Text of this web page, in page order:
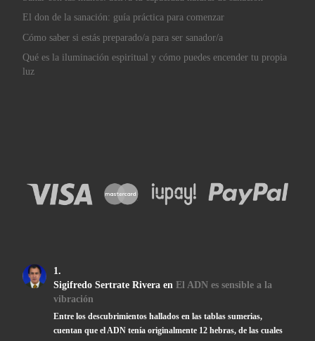
El don de la sanación: guía práctica para comenzar
Cómo saber si estás preparado/a para ser sanador/a
Qué es la iluminación espiritual y cómo puedes encender tu propia
luz
Sigifredo Sertrate Riveraen El ADN es sensible a la
vibración
Entre los descubrimientos hallados en las tablas sumerias,
cuentan que el ADN tenía originalmente 12 hebras, de las cuales